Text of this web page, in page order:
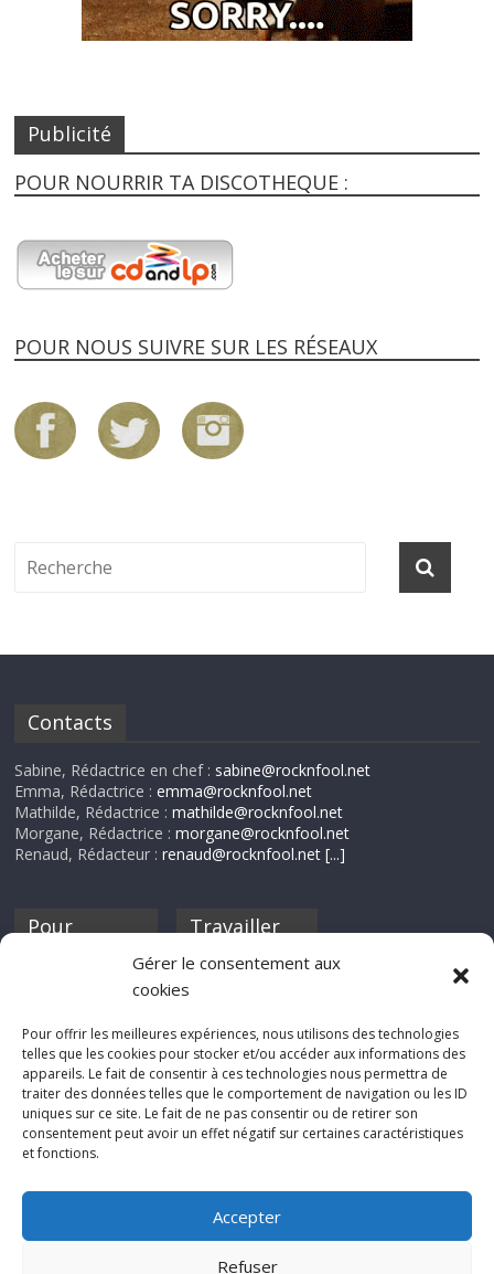
Gérer le consentement aux
cookies
Pour offrir les meilleures expériences, nous utilisons des technologies
telles que les cookies pour stocker et/ou accéder aux informations des
appareils. Le fait de consentir à ces technologies nous permettra de
traiter des données telles que le comportement de navigation ou les ID
uniques sur ce site. Le fait de ne pas consentir ou de retirer son
consentement peut avoir un effet négatif sur certaines caractéristiques
et fonctions.
Accepter
Refuser
Publicité
POUR NOURRIR TA DISCOTHEQUE :
POUR NOUS SUIVRE SUR LES RÉSEAUX
Contacts
Sabine, Rédactrice en chef : sabine@rocknfool.net
Emma, Rédactrice :emma@rocknfool.net
Mathilde, Rédactrice :mathilde@rocknfool.net
Morgane, Rédactrice :morgane@rocknfool.net
Renaud, Rédacteur :renaud@rocknfool.net [...]
Pour
discothèque
Travailler
Si tu souhaites
Rocknfool, n'hésite
pas à nous envoyer
tes chroniques de
concerts, de films,
séries ou des billets
d'humeur :
net